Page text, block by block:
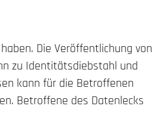
Die Veröffentlichung von
zu Identitätsdiebstahl und
kann für die Betroffenen
Betroffene des Datenlecks